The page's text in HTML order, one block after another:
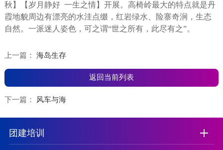
秋】【岁月静好 一生之情】开展。高椅岭最大的特点就是丹
霞地貌周边有漂亮的水洼点缀，红岩绿水、险寨奇涧，生态
自然。一派迷人姿色，可之谓“世之所有，此尽有之”。
上一篇： 海岛生存
返回当前列表
下一篇： 风车与海
团建培训